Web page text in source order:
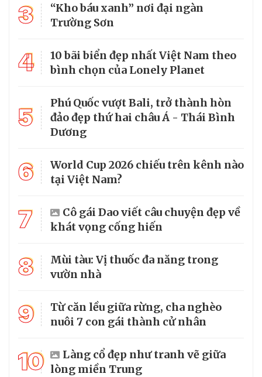
3
“Kho báu xanh” nơi đại ngàn
Trường Sơn
4
10 bãi biển đẹp nhất Việt Nam theo
bình chọn của Lonely Planet
5
Phú Quốc vượt Bali, trở thành hòn
đảo đẹp thứ hai châu Á - Thái Bình
Dương
6
World Cup 2026 chiếu trên kênh nào
tại Việt Nam?
7
Cô gái Dao viết câu chuyện đẹp về
khát vọng cống hiến
8
Mùi tàu: Vị thuốc đa năng trong
vườn nhà
9
Từ căn lều giữa rừng, cha nghèo
nuôi 7 con gái thành cử nhân
10
Làng cổ đẹp như tranh vẽ giữa
lòng miền Trung